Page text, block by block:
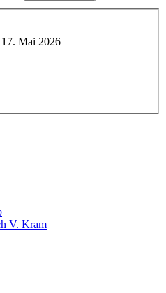
17. Mai 2026
V. Kram